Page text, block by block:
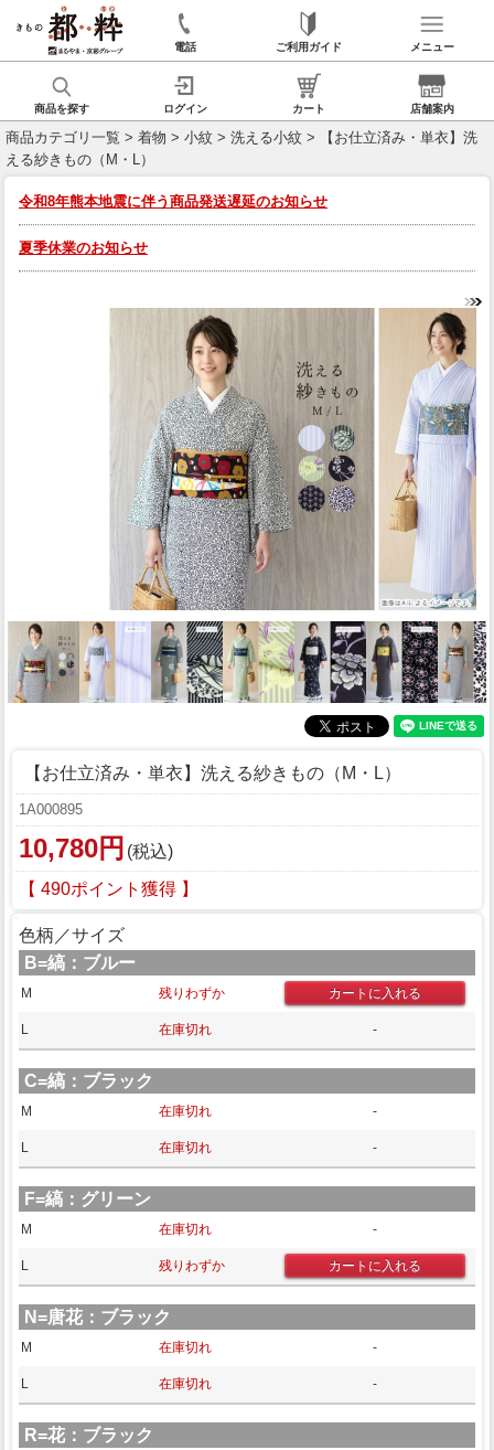
電話 ご利用ガイド メニュー
商品を探す ログイン カート 店舗案内
商品カテゴリ一覧 > 着物 > 小紋 > 洗える小紋 > 【お仕立済み・単衣】洗
える紗きもの（M・L）
令和8年熊本地震に伴う商品発送遅延のお知らせ
夏季休業のお知らせ
【お仕立済み・単衣】洗える紗きもの（M・L）
1A000895
10,780円 (税込)
【 490ポイント獲得 】
色柄／サイズ
B=縞：ブルー
M 残りわずか
L 在庫切れ -
C=縞：ブラック
M 在庫切れ -
L 在庫切れ -
F=縞：グリーン
M 在庫切れ -
L 残りわずか
N=唐花：ブラック
M 在庫切れ -
L 在庫切れ -
R=花：ブラック